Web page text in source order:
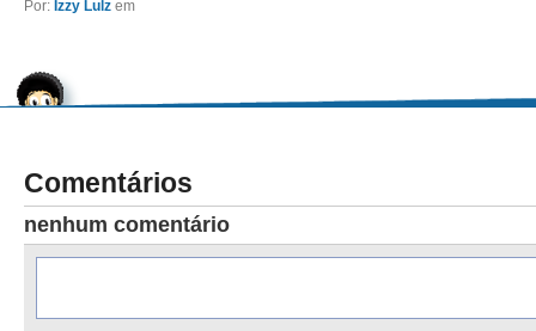
Por: Izzy Lulz em
Comentários
nenhum comentário